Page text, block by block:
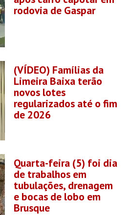
rodovia de Gaspar
(VÍDEO) Famílias da
Limeira Baixa terão
novos lotes
regularizados até o fim
de 2026
Quarta-feira (5) foi dia
de trabalhos em
tubulações, drenagem
e bocas de lobo em
Brusque